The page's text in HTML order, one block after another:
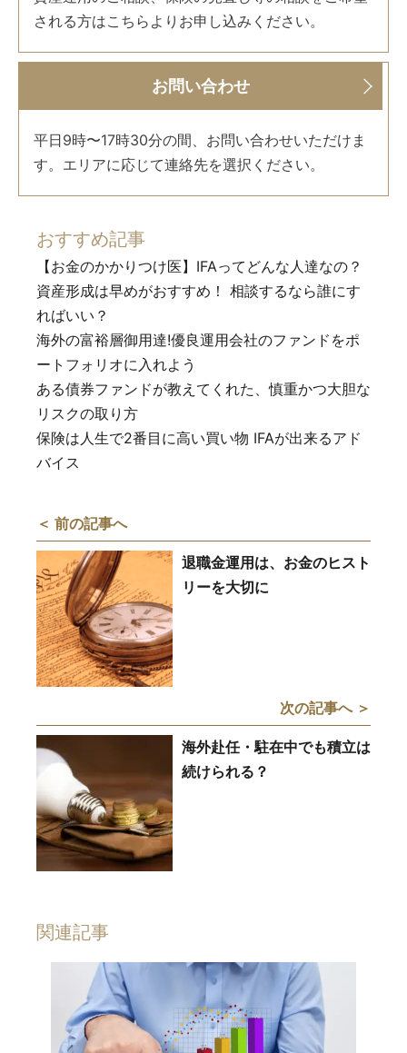
される方はこちらよりお申し込みください。
お問い合わせ
平日9時〜17時30分の間、お問い合わせいただけま
す。エリアに応じて連絡先を選択ください。
おすすめ記事
【お金のかかりつけ医】IFAってどんな人達なの？
資産形成は早めがおすすめ！ 相談するなら誰にす
ればいい？
海外の富裕層御用達!優良運用会社のファンドをポ
ートフォリオに入れよう
ある債券ファンドが教えてくれた、慎重かつ大胆な
リスクの取り方
保険は人生で2番目に高い買い物 IFAが出来るアド
バイス
＜ 前の記事へ
退職金運用は、お金のヒスト
リーを大切に
次の記事へ ＞
海外赴任・駐在中でも積立は
続けられる？
関連記事